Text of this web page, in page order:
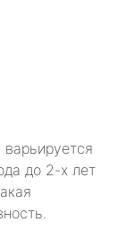
варьируется
до 2-х лет